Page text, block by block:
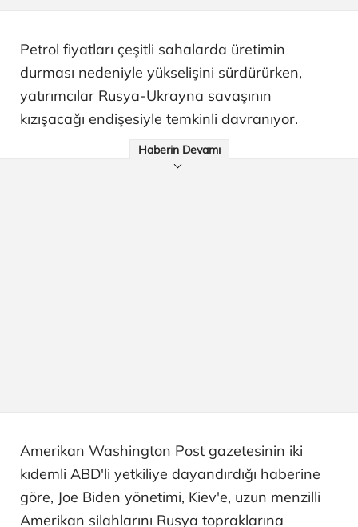
Petrol fiyatları çeşitli sahalarda üretimin
durması nedeniyle yükselişini sürdürürken,
yatırımcılar Rusya-Ukrayna savaşının
kızışacağı endişesiyle temkinli davranıyor.
Haberin Devamı
Amerikan Washington Post gazetesinin iki
kıdemli ABD'li yetkiliye dayandırdığı haberine
göre, Joe Biden yönetimi, Kiev'e, uzun menzilli
Amerikan silahlarını Rusya topraklarına